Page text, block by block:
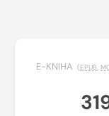
E-KNIHA (EPUB,